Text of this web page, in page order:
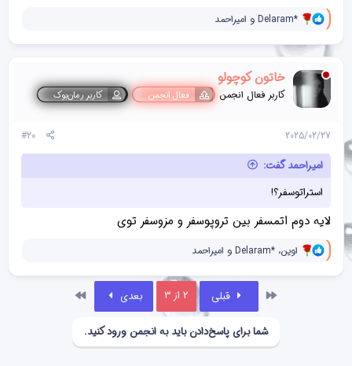
و
ک
ن
ش‌
ه
ا
[
پ
س
ن
د
ا
:
Delaram* و امیراحمد
خاتون کوچولو
کاربر فعال انجمن فعال انجمن کاربر رمان‌بوک
2025/02/27
#20
امیراحمد گفت:
استراتوسفر؟!
لایه دوم اتمسفر بین تروپوسفر و مزوسفر توی
و
ک
اوین، Delaram* و امیراحمد
اول قبلی 2 از 3 بعدی
شما برای پاسخ‌دادن باید به انجمن ورود کنید.